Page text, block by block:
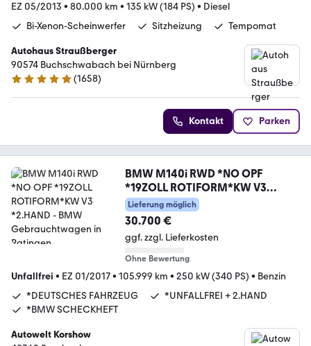
EZ 05/2013 • 80.000 km • 135 kW (184 PS) • Diesel
Bi-Xenon-Scheinwerfer
Sitzheizung Tempomat
Autohaus Straußberger
90574 Buchschwabach bei Nürnberg
4.9 Sterne
(1658)
Kontakt Parken
BMW M140i RWD *NO OPF
*19ZOLL ROTIFORM*KW V3
*2.HAND
Lieferung möglich
30.700 €
ggf. zzgl. Lieferkosten
Ohne Bewertung
Unfallfrei • EZ 01/2017• 105.999 km • 250 kW (340 PS) • Benzin
*DEUTSCHES FAHRZEUG
*UNFALLFREI + 2.HAND
*BMW SCHECKHEFT
Autowelt Korshow